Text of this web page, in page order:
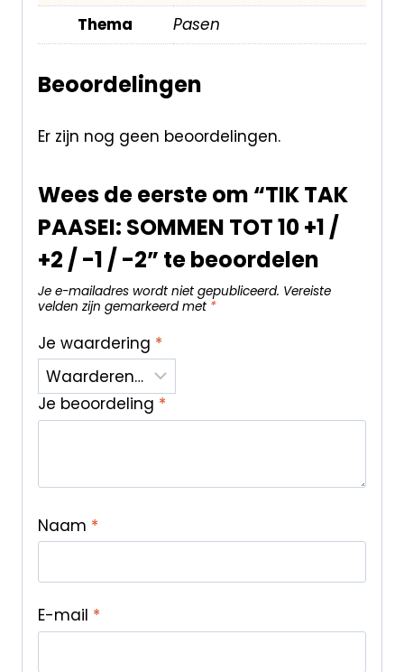
Thema
Pasen
Beoordelingen
Er zijn nog geen beoordelingen.
Wees de eerste om “TIK TAK
PAASEI: SOMMEN TOT 10 +1 /
+2 / -1 / -2” te beoordelen
Je e-mailadres wordt niet gepubliceerd. Vereiste
velden zijn gemarkeerd met *
Je waardering *
Je beoordeling *
Naam *
E-mail *